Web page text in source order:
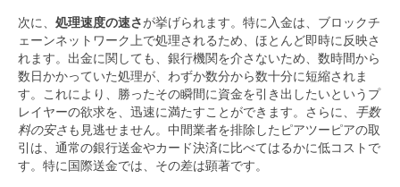
次に、 処理速度の速さが挙げられます。特に入金は、ブロックチ
ェーンネットワーク上で処理されるため、ほとんど即時に反映さ
れます。出金に関しても、銀行機関を介さないため、数時間から
数日かかっていた処理が、わずか数分から数十分に短縮されま
す。これにより、勝ったその瞬間に資金を引き出したいというプ
レイヤーの欲求を、迅速に満たすことができます。さらに、 手数
料の安さも見逃せません。中間業者を排除したピアツーピアの取
引は、通常の銀行送金やカード決済に比べてはるかに低コストで
す。特に国際送金では、その差は顕著です。